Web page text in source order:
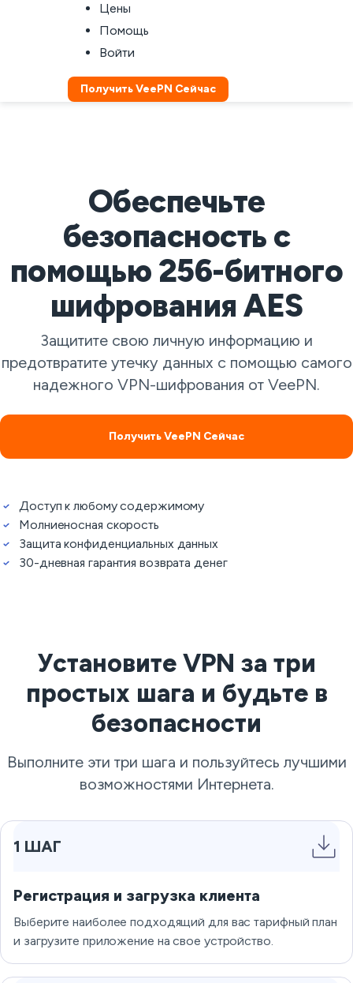
Цены
Помощь
Войти
Получить VeePN Сейчас
Обеспечьте
безопасность с
помощью 256-битного
шифрования AES
Защитите свою личную информацию и
предотвратите утечку данных с помощью самого
надежного VPN-шифрования от VeePN.
Получить VeePN Сейчас
Доступ к любому содержимому
Молниеносная скорость
Защита конфиденциальных данных
30-дневная гарантия возврата денег
Установите VPN за три
простых шага и будьте в
безопасности
Выполните эти три шага и пользуйтесь лучшими
возможностями Интернета.
1 ШАГ
Регистрация и загрузка клиента
Выберите наиболее подходящий для вас тарифный план
и загрузите приложение на свое устройство.